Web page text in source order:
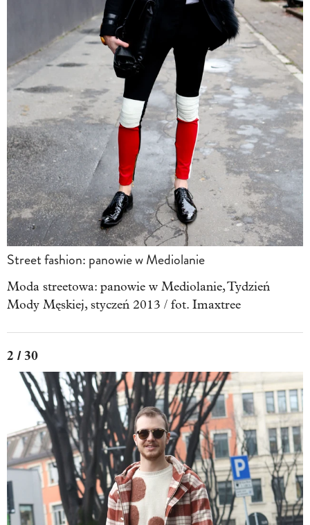
Street fashion: panowie w Mediolanie
Moda streetowa: panowie w Mediolanie, Tydzień
Mody Męskiej, styczeń 2013 / fot. Imaxtree
2 / 30